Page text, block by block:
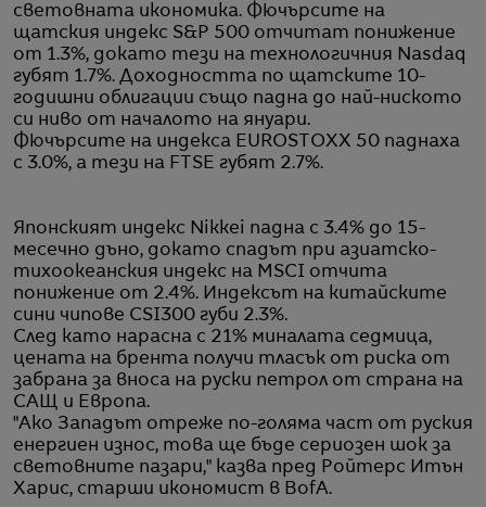
световната икономика. Фючърсите на
щатския индекс S&P 500 отчитат понижение
от 1.3%, докато тези на технологичния Nasdaq
губят 1.7%. Доходността по щатските 10-
годишни облигации също падна до най-ниското
си ниво от началото на януари.
Фючърсите на индекса EUROSTOXX 50 паднаха
с 3.0%, а тези на FTSE губят 2.7%.
Японският индекс Nikkei падна с 3.4% до 15-
месечно дъно, докато спадът при азиатско-
тихоокеанския индекс на MSCI отчита
понижение от 2.4%. Индексът на китайските
сини чипове CSI300 губи 2.3%.
След като нарасна с 21% миналата седмица,
цената на брента получи тласък от риска от
забрана за вноса на руски петрол от страна на
САЩ и Европа.
"Ако Западът отреже по-голяма част от руския
енергиен износ, това ще бъде сериозен шок за
световните пазари," казва пред Ройтерс Итън
Харис, старши икономист в BofA.